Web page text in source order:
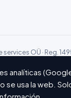
OÜ · Reg.
cookiesHecho con
analíticas
se usa la web.